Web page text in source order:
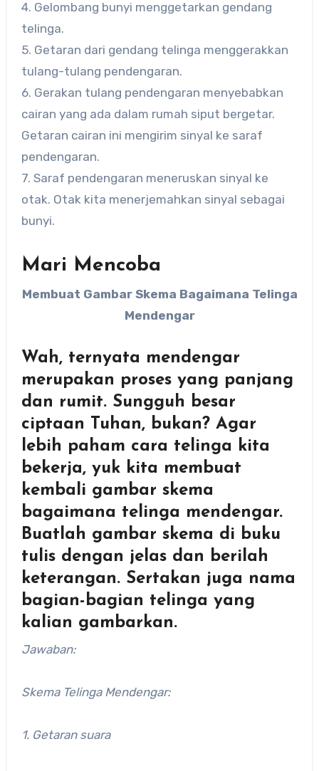
4. Gelombang bunyi menggetarkan gendang
telinga.
5. Getaran dari gendang telinga menggerakkan
tulang-tulang pendengaran.
6. Gerakan tulang pendengaran menyebabkan
cairan yang ada dalam rumah siput bergetar.
Getaran cairan ini mengirim sinyal ke saraf
pendengaran.
7. Saraf pendengaran meneruskan sinyal ke
otak. Otak kita menerjemahkan sinyal sebagai
bunyi.
Mari Mencoba
Membuat Gambar Skema Bagaimana Telinga
Mendengar
Wah, ternyata mendengar
merupakan proses yang panjang
dan rumit. Sungguh besar
ciptaan Tuhan, bukan? Agar
lebih paham cara telinga kita
bekerja, yuk kita membuat
kembali gambar skema
bagaimana telinga mendengar.
Buatlah gambar skema di buku
tulis dengan jelas dan berilah
keterangan. Sertakan juga nama
bagian-bagian telinga yang
kalian gambarkan.
Jawaban:
Skema Telinga Mendengar:
1. Getaran suara